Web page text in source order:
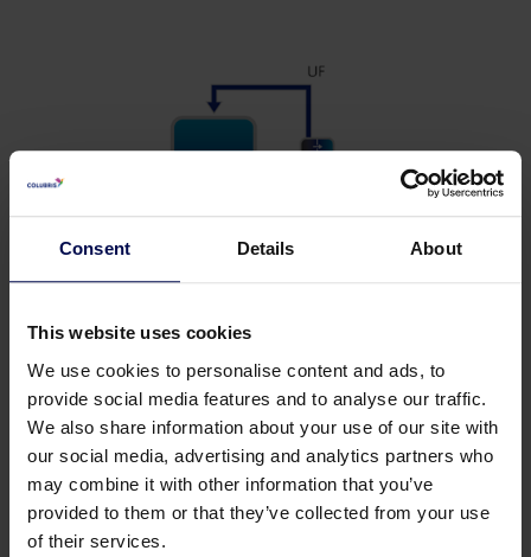
Consent Details About
This website uses cookies
We use cookies to personalise content and ads, to
provide social media features and to analyse our traffic.
We also share information about your use of our site with
our social media, advertising and analytics partners who
may combine it with other information that you’ve
provided to them or that they’ve collected from your use
of their services.
Osmose-Membran-